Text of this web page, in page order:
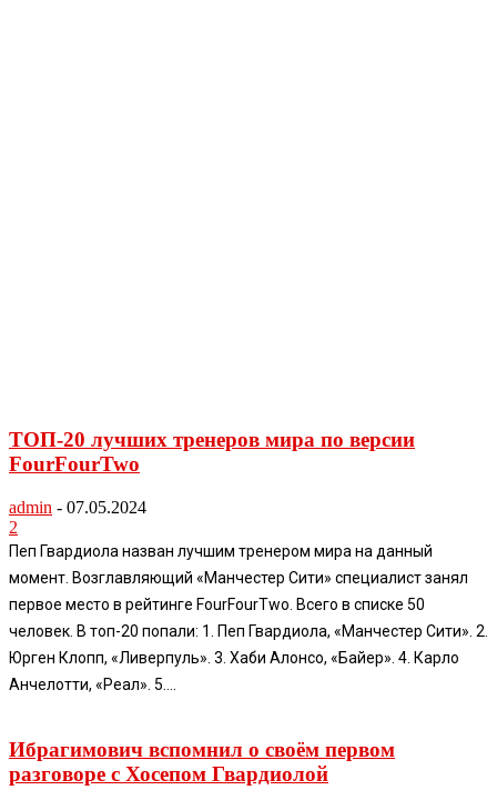
ТОП-20 лучших тренеров мира по версии
FourFourTwo
admin - 07.05.2024
2
Пеп Гвардиола назван лучшим тренером мира на данный
момент. Возглавляющий «Манчестер Сити» специалист занял
первое место в рейтинге FourFourTwo. Всего в списке 50
человек. В топ-20 попали: 1. Пеп Гвардиола, «Манчестер Сити». 2.
Юрген Клопп, «Ливерпуль». 3. Хаби Алонсо, «Байер». 4. Карло
Анчелотти, «Реал». 5....
Ибрагимович вспомнил о своём первом
разговоре с Хосепом Гвардиолой